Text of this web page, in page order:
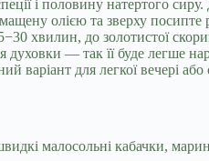
і половину натертого
олією та зверху
хвилин, до золотистої
— так її буде легше
варіант для легкої вечері
малосольні кабачки,